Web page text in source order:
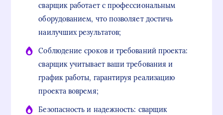
сварщик работает с профессиональным
оборудованием, что позволяет достичь
наилучших результатов;
Соблюдение сроков и требований проекта:
сварщик учитывает ваши требования и
график работы, гарантируя реализацию
проекта вовремя;
Безопасность и надежность: сварщик